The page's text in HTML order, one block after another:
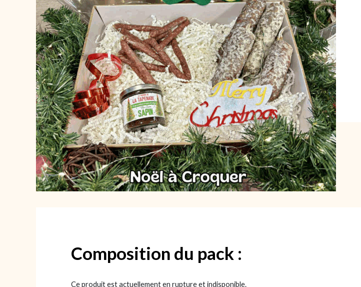
Composition du pack :
Ce produit est actuellement en rupture et indisponible.